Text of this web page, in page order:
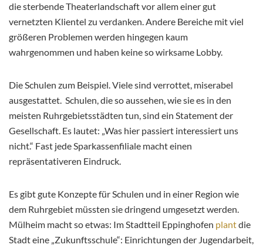
die sterbende Theaterlandschaft vor allem einer gut
vernetzten Klientel zu verdanken. Andere Bereiche mit viel
größeren Problemen werden hingegen kaum
wahrgenommen und haben keine so wirksame Lobby.
Die Schulen zum Beispiel. Viele sind verrottet, miserabel
ausgestattet. Schulen, die so aussehen, wie sie es in den
meisten Ruhrgebietsstädten tun, sind ein Statement der
Gesellschaft. Es lautet: „Was hier passiert interessiert uns
nicht.“ Fast jede Sparkassenfiliale macht einen
repräsentativeren Eindruck.
Es gibt gute Konzepte für Schulen und in einer Region wie
dem Ruhrgebiet müssten sie dringend umgesetzt werden.
Mülheim macht so etwas: Im Stadtteil Eppinghofen plantdie
Stadt eine „Zukunftsschule“: Einrichtungen der Jugendarbeit,